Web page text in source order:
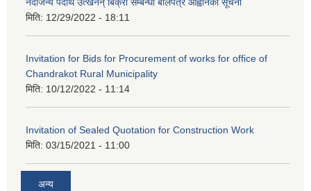
मिति: 12/29/2022 - 18:11
Invitation for Bids for Procurement of works for office of
Chandrakot Rural Municipality
मिति: 10/12/2022 - 11:14
Invitation of Sealed Quotation for Construction Work
मिति: 03/15/2021 - 11:00
अन्य